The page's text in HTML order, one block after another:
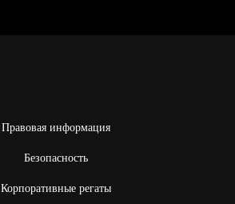
Правовая информация
Безопасность
Корпоративные регаты